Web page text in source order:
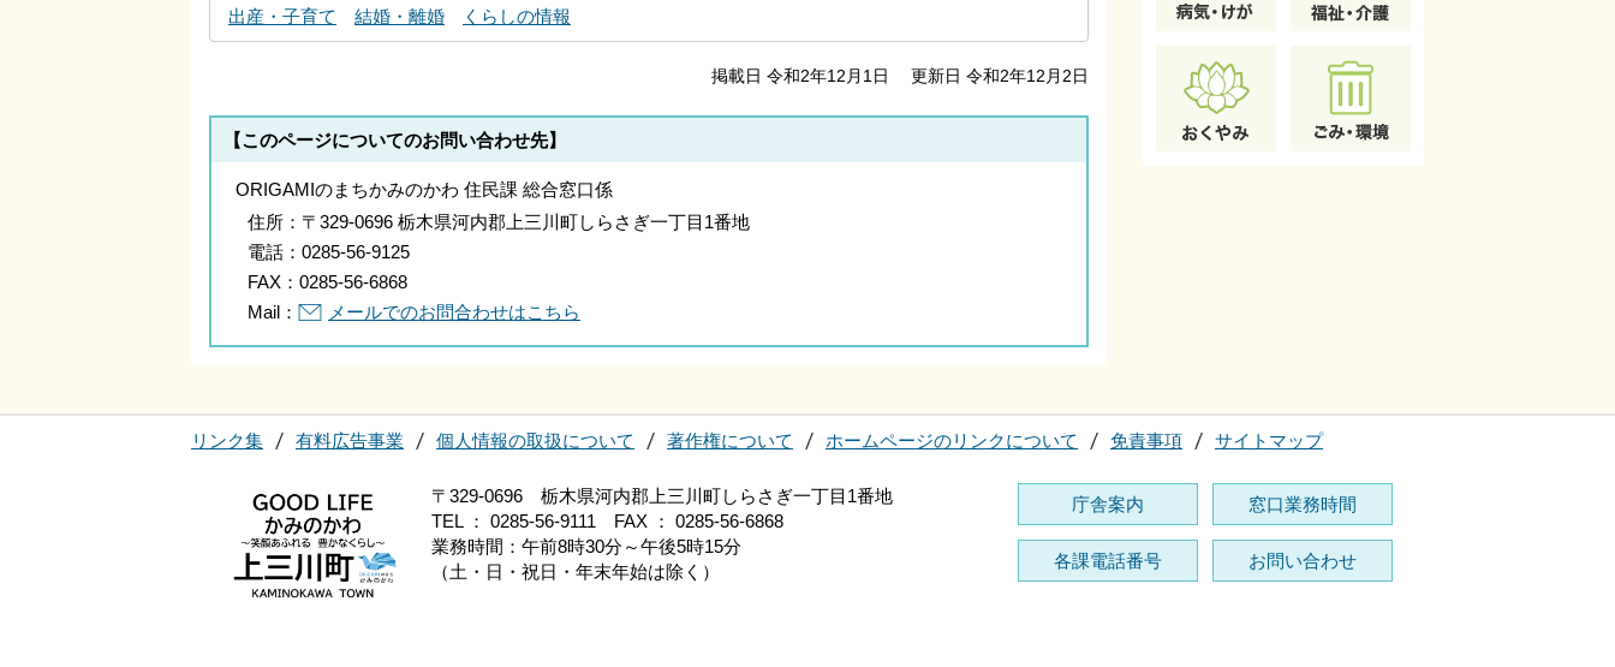
出産・子育て
結婚・離婚 くらしの情報
掲載日 令和2年12月1日 更新日 令和2年12月2日
【このページについてのお問い合わせ先】
ORIGAMIのまちかみのかわ 住民課 総合窓口係
住所： 〒329-0696 栃木県河内郡上三川町しらさぎ一丁目1番地
電話： 0285-56-9125
FAX： 0285-56-6868
Mail：
メールでのお問合わせはこちら
リンク集 有料広告事業 個人情報の取扱について 著作権について ホームページのリンクについて 免責事項 サイトマップ
〒329-0696 栃木県河内郡上三川町しらさぎ一丁目1番地
TEL ： 0285-56-9111 FAX ： 0285-56-6868
業務時間：午前8時30分～午後5時15分
（土・日・祝日・年末年始は除く）
庁舎案内 窓口業務時間
各課電話番号 お問い合わせ